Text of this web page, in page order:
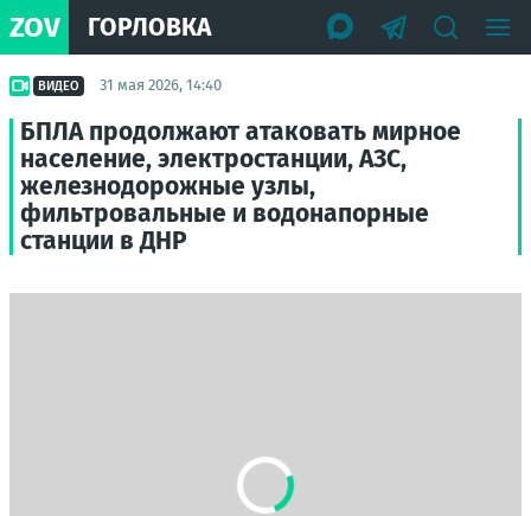
ZOV ГОРЛОВКА
ВИДЕО 31 мая 2026, 14:40
БПЛА продолжают атаковать мирное
население, электростанции, АЗС,
железнодорожные узлы,
фильтровальные и водонапорные
станции в ДНР